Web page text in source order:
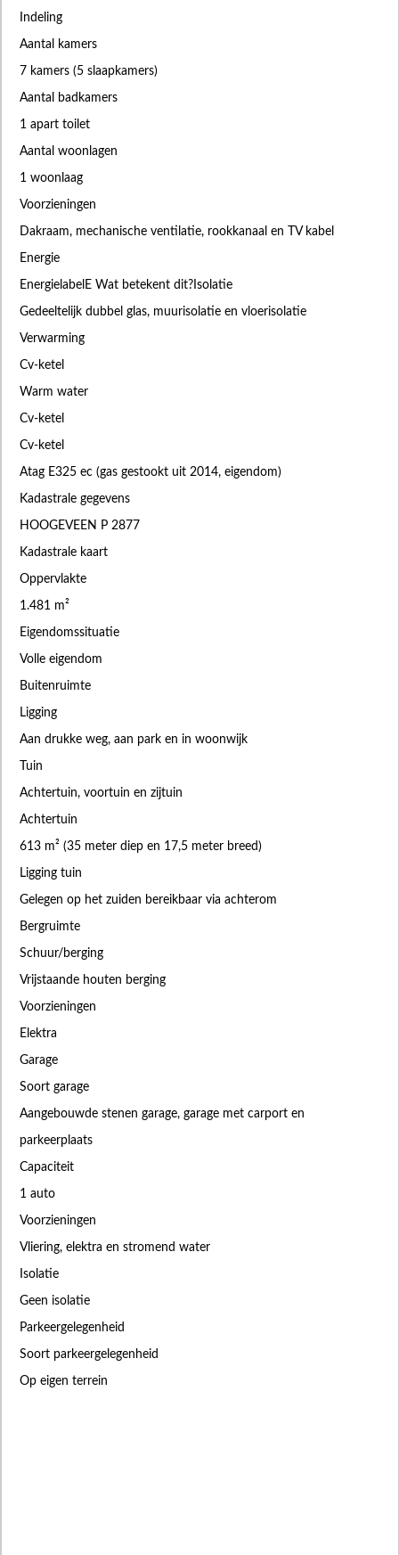
Indeling
Aantal kamers
7 kamers (5 slaapkamers)
Aantal badkamers
1 apart toilet
Aantal woonlagen
1 woonlaag
Voorzieningen
Dakraam, mechanische ventilatie, rookkanaal en TV kabel
Energie
EnergielabelE Wat betekent dit?Isolatie
Gedeeltelijk dubbel glas, muurisolatie en vloerisolatie
Verwarming
Cv-ketel
Warm water
Cv-ketel
Cv-ketel
Atag E325 ec (gas gestookt uit 2014, eigendom)
Kadastrale gegevens
HOOGEVEEN P 2877
Kadastrale kaart
Oppervlakte
1.481 m²
Eigendomssituatie
Volle eigendom
Buitenruimte
Ligging
Aan drukke weg, aan park en in woonwijk
Tuin
Achtertuin, voortuin en zijtuin
Achtertuin
613 m² (35 meter diep en 17,5 meter breed)
Ligging tuin
Gelegen op het zuiden bereikbaar via achterom
Bergruimte
Schuur/berging
Vrijstaande houten berging
Voorzieningen
Elektra
Garage
Soort garage
Aangebouwde stenen garage, garage met carport en
parkeerplaats
Capaciteit
1 auto
Voorzieningen
Vliering, elektra en stromend water
Isolatie
Geen isolatie
Parkeergelegenheid
Soort parkeergelegenheid
Op eigen terrein